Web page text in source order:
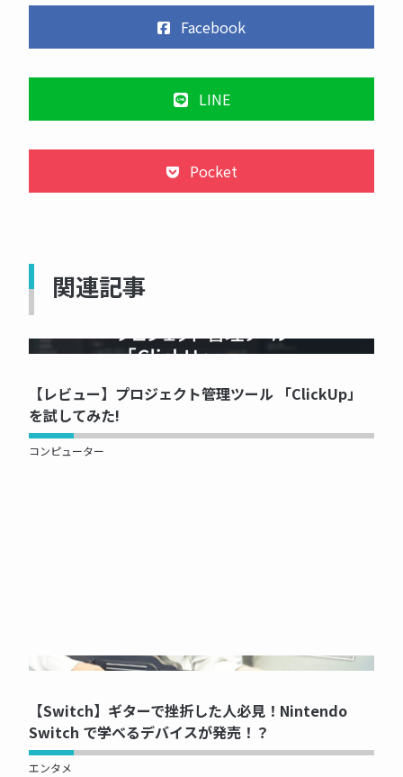
Facebook
LINE
Pocket
関連記事
NOW PRINTING...
【レビュー】プロジェクト管理ツール 「ClickUp」
を試してみた!
コンピューター
NOW PRINTING...
【Switch】ギターで挫折した人必見！Nintendo
Switch で学べるデバイスが発売！？
エンタメ